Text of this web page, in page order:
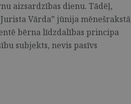
aizsardzības dienu. Tādēļ,
Vārda” jūnija mēnešrakstā
bērna līdzdalības principa
subjekts, nevis pasīvs